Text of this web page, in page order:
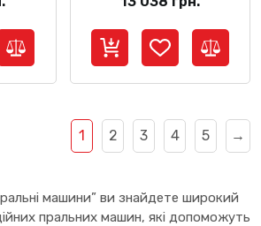
1 2 3 4 5 →
машини” ви знайдете широкий
пральних машин, які допоможуть